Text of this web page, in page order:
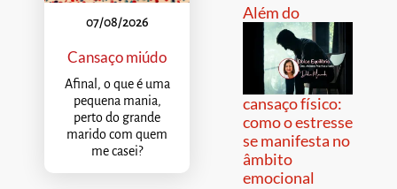
07/08/2026
Cansaço miúdo
Afinal, o que é uma
pequena mania,
perto do grande
marido com quem
me casei?
Além do
cansaço físico:
como o estresse
se manifesta no
âmbito
emocional